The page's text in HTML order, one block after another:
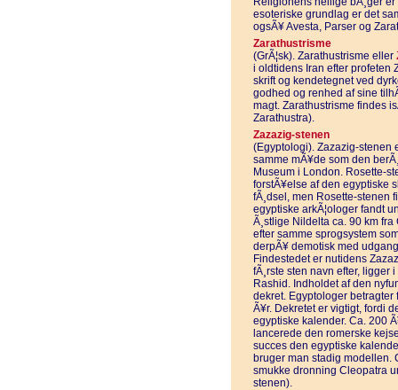
esoteriske grundlag er det
ogsÃ¥ Avesta, Parser og
Zarathustrisme
(GrÃ¦sk). Zarathustrisme eller
i oldtidens Iran efter profeten
skrift og kendetegnet ved
godhed og renhed af sine
magt. Zarathustrisme findes
Zarathustra).
Zazazig-stenen
(Egyptologi). Zazazig-stenen
samme mÃ¥de som den
Museum i London. Rosette-
forstÃ¥else af den egyptiske
fÃ¸dsel, men Rosette-stenen
egyptiske arkÃ¦ologer fandt
Ã¸stlige Nildelta ca. 90 km
efter samme sprogsystem
derpÃ¥ demotisk med
Findestedet er nutidens
fÃ¸rste sten navn efter,
Rashid. Indholdet af den
dekret. Egyptologer
Ã¥r. Dekretet er vigtigt, fordi
egyptiske kalender. Ca. 200
lancerede den romerske
succes den egyptiske
bruger man stadig modellen.
smukke dronning Cleopatra
stenen).